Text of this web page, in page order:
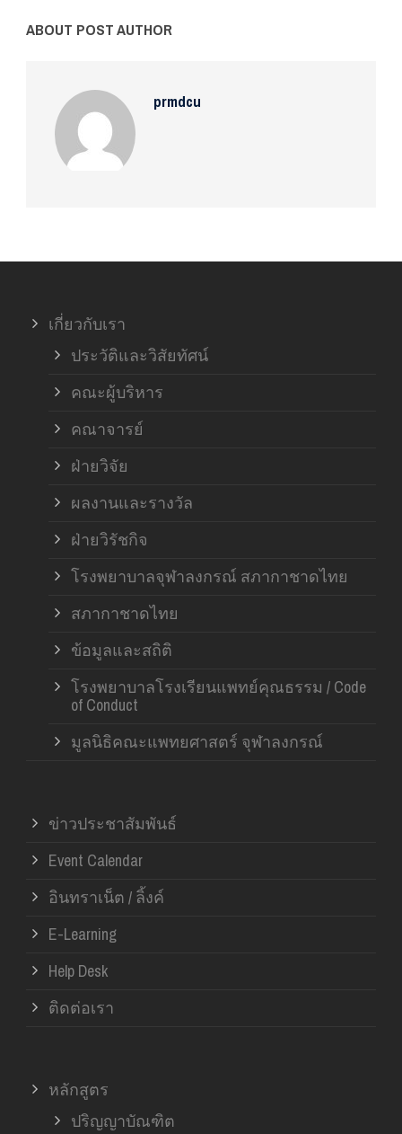
ABOUT POST AUTHOR
prmdcu
เกี่ยวกับเรา
ประวัติและวิสัยทัศน์
คณะผู้บริหาร
คณาจารย์
ฝ่ายวิจัย
ผลงานและรางวัล
ฝ่ายวิรัชกิจ
โรงพยาบาลจุฬาลงกรณ์ สภากาชาดไทย
สภากาชาดไทย
ข้อมูลและสถิติ
โรงพยาบาลโรงเรียนแพทย์คุณธรรม / Code
of Conduct
มูลนิธิคณะแพทยศาสตร์ จุฬาลงกรณ์
ข่าวประชาสัมพันธ์
Event Calendar
อินทราเน็ต / ลิ้งค์
E-Learning
Help Desk
ติดต่อเรา
หลักสูตร
ปริญญาบัณฑิต